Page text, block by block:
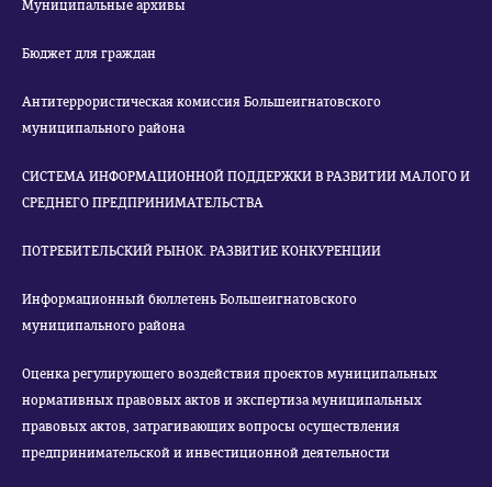
Муниципальные архивы
Бюджет для граждан
Антитеррористическая комиссия Большеигнатовского
муниципального района
СИСТЕМА ИНФОРМАЦИОННОЙ ПОДДЕРЖКИ В РАЗВИТИИ МАЛОГО И
СРЕДНЕГО ПРЕДПРИНИМАТЕЛЬСТВА
ПОТРЕБИТЕЛЬСКИЙ РЫНОК. РАЗВИТИЕ КОНКУРЕНЦИИ
Информационный бюллетень Большеигнатовского
муниципального района
Оценка регулирующего воздействия проектов муниципальных
нормативных правовых актов и экспертиза муниципальных
правовых актов, затрагивающих вопросы осуществления
предпринимательской и инвестиционной деятельности